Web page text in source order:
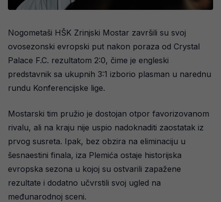
Nogometaši HŠK Zrinjski Mostar završili su svoj
ovosezonski evropski put nakon poraza od Crystal
Palace F.C. rezultatom 2:0, čime je engleski
predstavnik sa ukupnih 3:1 izborio plasman u narednu
rundu Konferencijske lige.
Mostarski tim pružio je dostojan otpor favorizovanom
rivalu, ali na kraju nije uspio nadoknaditi zaostatak iz
prvog susreta. Ipak, bez obzira na eliminaciju u
šesnaestini finala, iza Plemića ostaje historijska
evropska sezona u kojoj su ostvarili zapažene
rezultate i dodatno učvrstili svoj ugled na
međunarodnoj sceni.